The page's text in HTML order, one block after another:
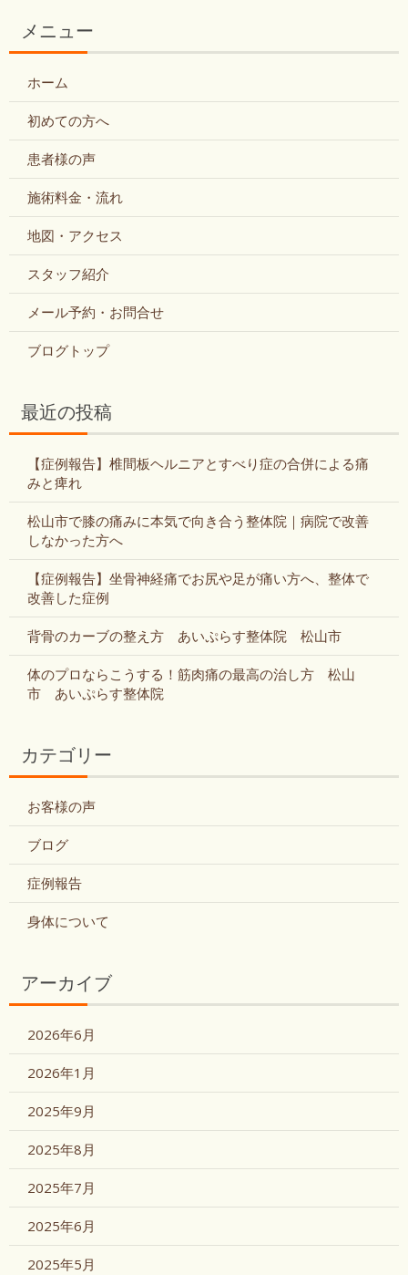
メニュー
ホーム
初めての方へ
患者様の声
施術料金・流れ
地図・アクセス
スタッフ紹介
メール予約・お問合せ
ブログトップ
最近の投稿
【症例報告】椎間板ヘルニアとすべり症の合併による痛
みと痺れ
松山市で膝の痛みに本気で向き合う整体院｜病院で改善
しなかった方へ
【症例報告】坐骨神経痛でお尻や足が痛い方へ、整体で
改善した症例
背骨のカーブの整え方 あいぷらす整体院 松山市
体のプロならこうする！筋肉痛の最高の治し方 松山
市 あいぷらす整体院
カテゴリー
お客様の声
ブログ
症例報告
身体について
アーカイブ
2026年6月
2026年1月
2025年9月
2025年8月
2025年7月
2025年6月
2025年5月